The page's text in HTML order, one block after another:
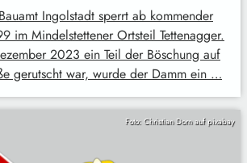
Ingolstadt sperrt ab kommender
im Mindelstettener Ortsteil Tettenagger.
2023 ein Teil der Böschung auf
gerutscht war, wurde der Damm ein …
Foto: Christian Dorn auf pixabay